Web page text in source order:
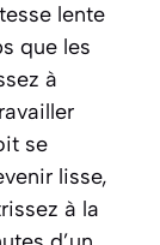
lente
que les
à
se
lisse,
à la